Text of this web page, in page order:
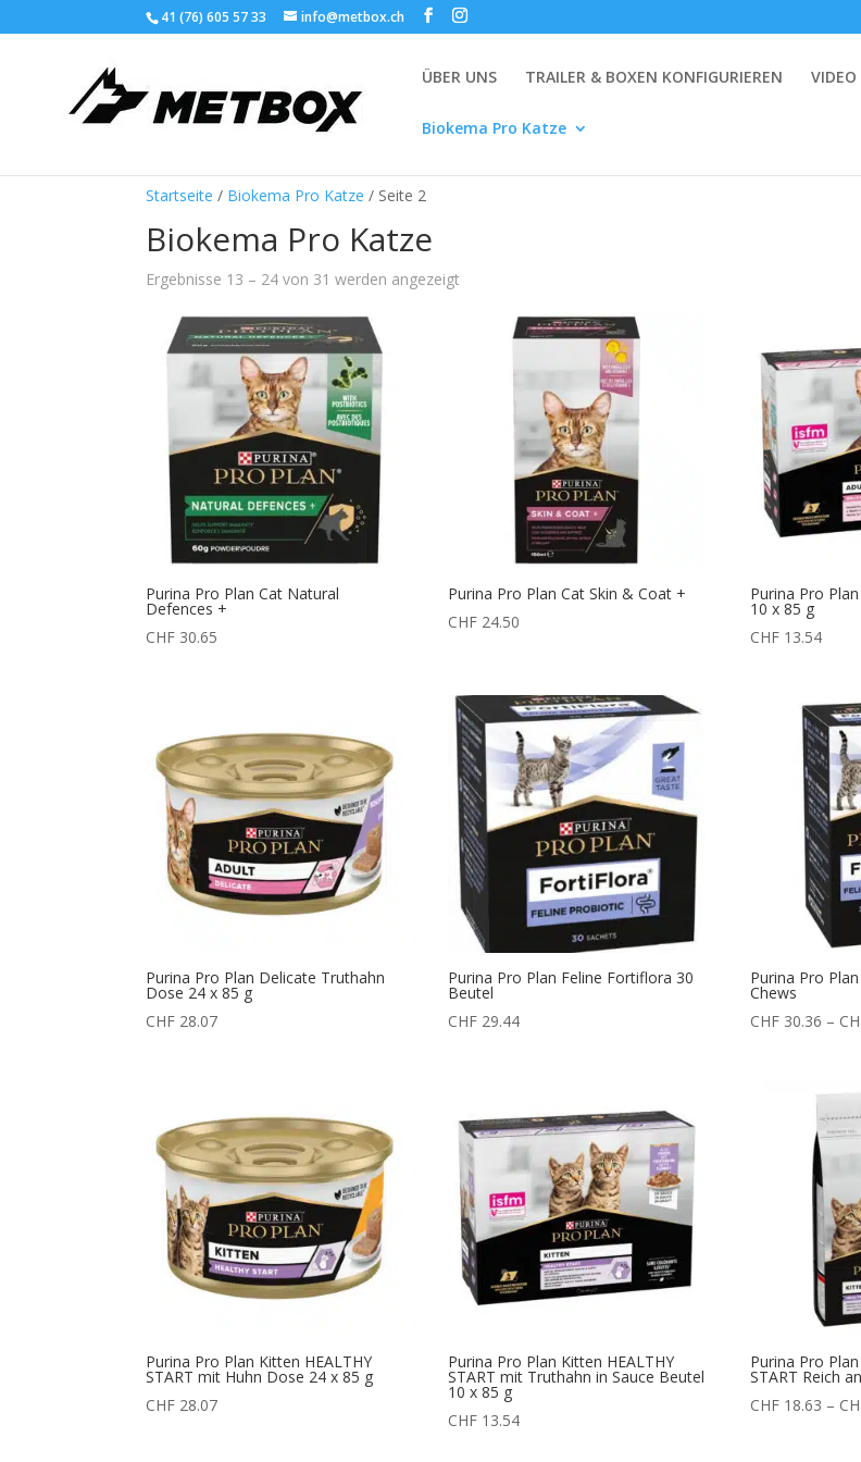
41 (76) 605 57 33 info@metbox.ch
ÜBER UNS TRAILER & BOXEN KONFIGURIEREN VIDEO
Biokema Pro Katze
Startseite / Biokema Pro Katze / Seite 2
Biokema Pro Katze
Ergebnisse 13 – 24 von 31 werden angezeigt
Purina Pro Plan Cat Natural
Defences +
CHF 30.65
Purina Pro Plan Cat Skin & Coat +
CHF 24.50
Purina Pro
10 x 85 g
CHF 13.54
Purina Pro Plan Delicate Truthahn
Dose 24 x 85 g
CHF 28.07
Purina Pro Plan Feline Fortiflora 30
Beutel
CHF 29.44
Purina Pro
Chews
CHF 30.36 –
Purina Pro Plan Kitten HEALTHY
START mit Huhn Dose 24 x 85 g
CHF 28.07
Purina Pro Plan Kitten HEALTHY
START mit Truthahn in Sauce Beutel
10 x 85 g
CHF 13.54
Purina Pro
START Reich
CHF 18.63 –